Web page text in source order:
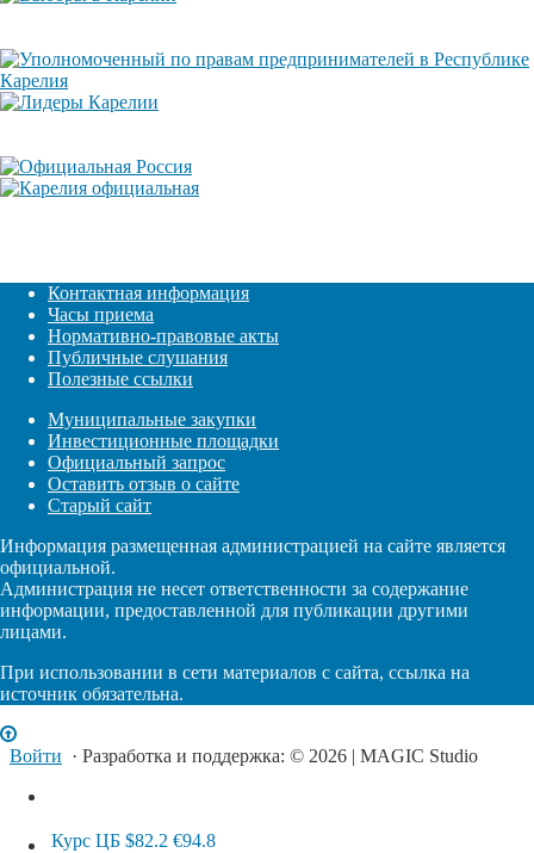
Контактная информация
Часы приема
Нормативно-правовые акты
Публичные слушания
Полезные ссылки
Муниципальные закупки
Инвестиционные площадки
Официальный запрос
Оставить отзыв о сайте
Старый сайт
Информация размещенная администрацией на сайте является
официальной.
Администрация не несет ответственности за содержание
информации, предоставленной для публикации другими
лицами.
При использовании в сети материалов с сайта, ссылка на
источник обязательна.
Войти · Разработка и поддержка: © 2026 | MAGIC Studio
Курс ЦБ $82.2 €94.8